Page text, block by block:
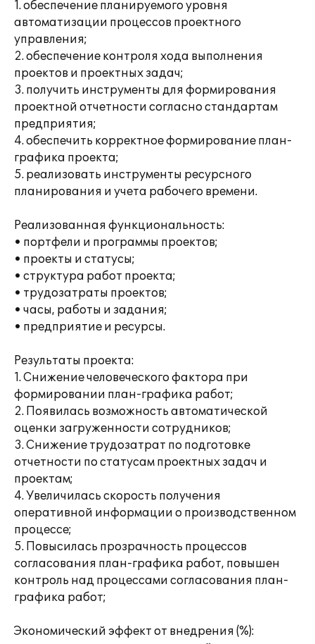
1. обеспечение планируемого уровня
автоматизации процессов проектного
управления;
2. обеспечение контроля хода выполнения
проектов и проектных задач;
3. получить инструменты для формирования
проектной отчетности согласно стандартам
предприятия;
4. обеспечить корректное формирование план-
графика проекта;
5. реализовать инструменты ресурсного
планирования и учета рабочего времени.
Реализованная функциональность:
• портфели и программы проектов;
• проекты и статусы;
• структура работ проекта;
• трудозатраты проектов;
• часы, работы и задания;
• предприятие и ресурсы.
Результаты проекта:
1. Снижение человеческого фактора при
формировании план-графика работ;
2. Появилась возможность автоматической
оценки загруженности сотрудников;
3. Снижение трудозатрат по подготовке
отчетности по статусам проектных задач и
проектам;
4. Увеличилась скорость получения
оперативной информации о производственном
процессе;
5. Повысилась прозрачность процессов
согласования план-графика работ, повышен
контроль над процессами согласования план-
графика работ;
Экономический эффект от внедрения (%):